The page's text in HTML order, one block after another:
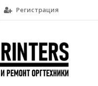
Регистрация